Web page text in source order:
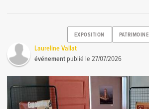
EXPOSITION PATRIMOINE
Laureline Vallat
événement publié le27/07/2026